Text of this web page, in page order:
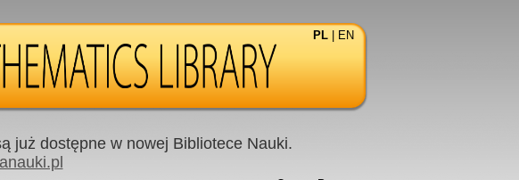
PL EN
już dostępne w nowej Bibliotece Nauki.